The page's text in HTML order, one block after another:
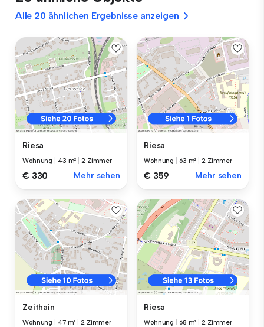
Alle 20 ähnlichen Ergebnisse anzeigen
Riesa
Wohnung 43 m² |2 Zimmer
€ 330 Mehr sehen
Riesa
Wohnung 63 m² |2 Zimmer
€ 359 Mehr sehen
Zeithain
Wohnung 47 m² |2 Zimmer
Riesa
Wohnung 68 m² |2 Zimmer